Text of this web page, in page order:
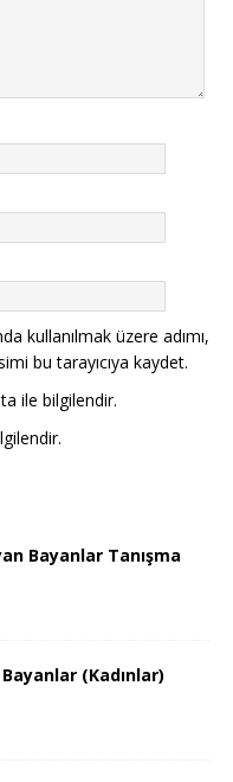
kullanılmak üzere adımı,
bu tarayıcıya kaydet.
ile bilgilendir.
Bayanlar Tanışma
(Kadınlar)